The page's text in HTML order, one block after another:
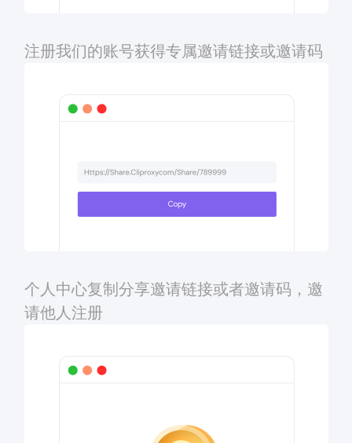
注册我们的账号获得专属邀请链接或邀请码
个人中心复制分享邀请链接或者邀请码，邀
请他人注册